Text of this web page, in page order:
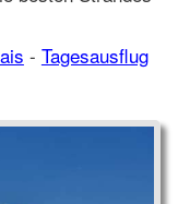
- Tagesausflug